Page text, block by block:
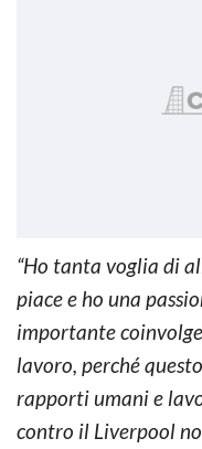
“Ho tanta voglia di
piace e ho una
importante
lavoro, perché
rapporti umani e
contro il Liverpool